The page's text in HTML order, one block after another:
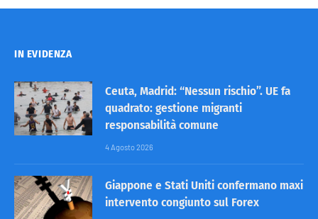
IN EVIDENZA
Ceuta, Madrid: “Nessun rischio”. UE fa
quadrato: gestione migranti
responsabilità comune
4 Agosto 2026
Giappone e Stati Uniti confermano maxi
intervento congiunto sul Forex